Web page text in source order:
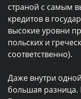
страной с самым
кредитов в
высокие уровни
польских и
соответственно).
Даже внутри
большая